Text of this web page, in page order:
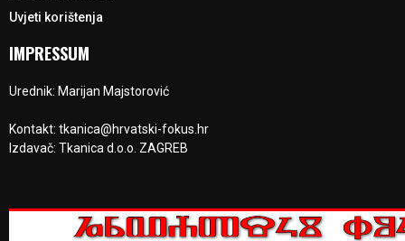
Uvjeti korištenja
IMPRESSUM
Urednik: Marijan Majstorović
Kontakt: tkanica@hrvatski-fokus.hr
Izdavač: Tkanica d.o.o. ZAGREB